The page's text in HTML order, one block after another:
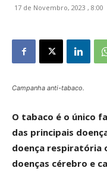
17 de Novembro, 2023 , 8:00
Campanha anti-tabaco.
O tabaco é o único
das principais
doença respiratória
doenças cérebro e